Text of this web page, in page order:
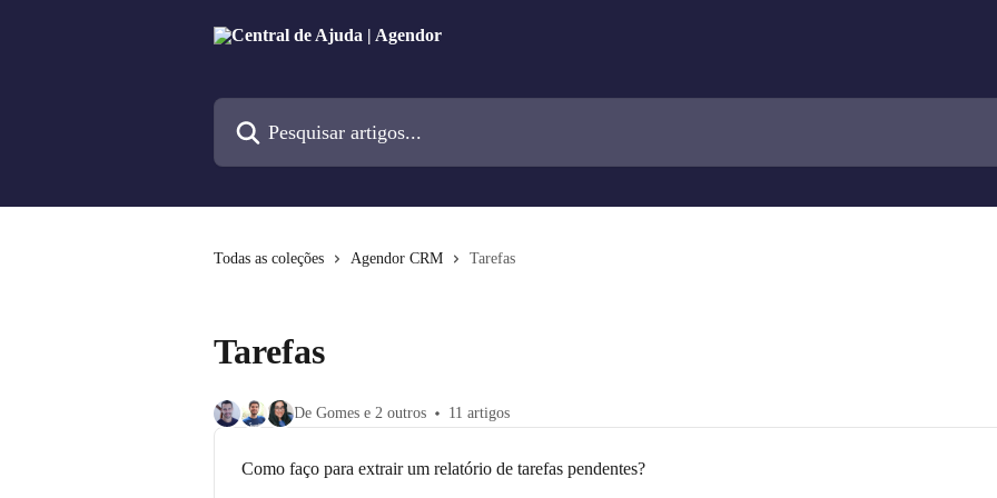
Todas as coleções Agendor CRM Tarefas
Tarefas
De Gomes e 2 outros 11 artigos
Como faço para extrair um relatório de tarefas pendentes?